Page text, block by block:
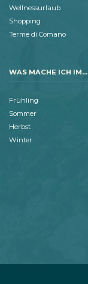
Wellnessurlaub
Shopping
Terme di Comano
WAS MACHE ICH IM...
Frühling
Sommer
Herbst
Winter